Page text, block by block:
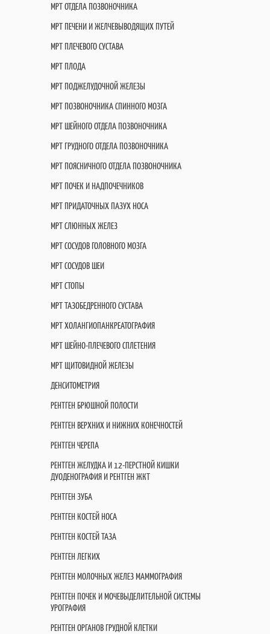
МРТ ОТДЕЛА ПОЗВОНОЧНИКА
МРТ ПЕЧЕНИ И ЖЕЛЧЕВЫВОДЯЩИХ ПУТЕЙ
МРТ ПЛЕЧЕВОГО СУСТАВА
МРТ ПЛОДА
МРТ ПОДЖЕЛУДОЧНОЙ ЖЕЛЕЗЫ
МРТ ПОЗВОНОЧНИКА СПИННОГО МОЗГА
МРТ ШЕЙНОГО ОТДЕЛА ПОЗВОНОЧНИКА
МРТ ГРУДНОГО ОТДЕЛА ПОЗВОНОЧНИКА
МРТ ПОЯСНИЧНОГО ОТДЕЛА ПОЗВОНОЧНИКА
МРТ ПОЧЕК И НАДПОЧЕЧНИКОВ
МРТ ПРИДАТОЧНЫХ ПАЗУХ НОСА
МРТ СЛЮННЫХ ЖЕЛЕЗ
МРТ СОСУДОВ ГОЛОВНОГО МОЗГА
МРТ СОСУДОВ ШЕИ
МРТ СТОПЫ
МРТ ТАЗОБЕДРЕННОГО СУСТАВА
МРТ ХОЛАНГИОПАНКРЕАТОГРАФИЯ
МРТ ШЕЙНО-ПЛЕЧЕВОГО СПЛЕТЕНИЯ
МРТ ЩИТОВИДНОЙ ЖЕЛЕЗЫ
ДЕНСИТОМЕТРИЯ
РЕНТГЕН БРЮШНОЙ ПОЛОСТИ
РЕНТГЕН ВЕРХНИХ И НИЖНИХ КОНЕЧНОСТЕЙ
РЕНТГЕН ЧЕРЕПА
РЕНТГЕН ЖЕЛУДКА И 12-ПЕРСТНОЙ КИШКИ
ДУОДЕНОГРАФИЯ И РЕНТГЕН ЖКТ
РЕНТГЕН ЗУБА
РЕНТГЕН КОСТЕЙ НОСА
РЕНТГЕН КОСТЕЙ ТАЗА
РЕНТГЕН ЛЕГКИХ
РЕНТГЕН МОЛОЧНЫХ ЖЕЛЕЗ МАММОГРАФИЯ
РЕНТГЕН ПОЧЕК И МОЧЕВЫДЕЛИТЕЛЬНОЙ СИСТЕМЫ
УРОГРАФИЯ
РЕНТГЕН ОРГАНОВ ГРУДНОЙ КЛЕТКИ